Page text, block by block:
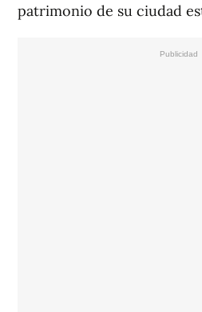
patrimonio de su ciudad